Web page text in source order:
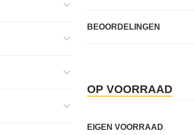
BEOORDELINGEN
OP VOORRAAD
EIGEN VOORRAAD